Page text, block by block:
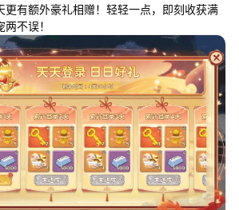
更有额外豪礼相赠！轻轻一点，即刻收获满
不误！